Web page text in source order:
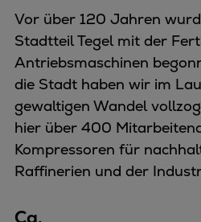
Vor über 120 Jahren
Stadtteil Tegel mit der
Antriebsmaschinen
die Stadt haben wir im
gewaltigen Wandel
hier über 400
Kompressoren für
Raffinerien und der